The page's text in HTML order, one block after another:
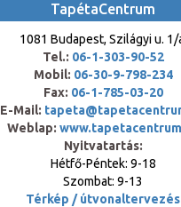
TapétaCentrum
1081 Budapest, Szilágyi u. 1/
Tel.: 06-1-303-90-52
Mobil: 06-30-9-798-234
Fax: 06-1-785-03-20
E-Mail:
Weblap:
Nyitvatartás:
Hétfő-Péntek: 9-18
Szombat: 9-13
Térkép / útvonaltervezés